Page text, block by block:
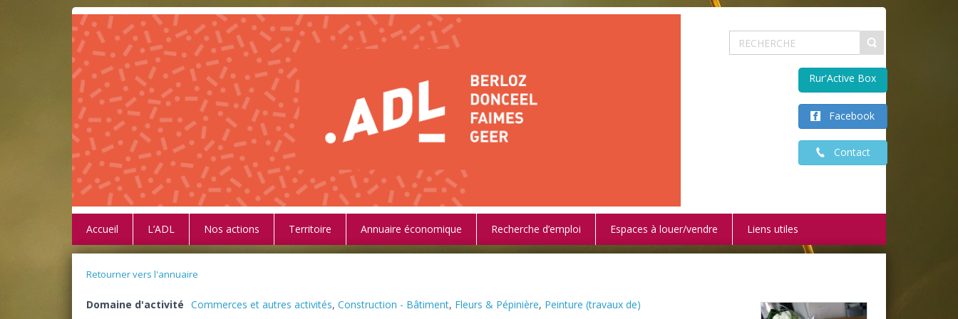
Facebook
Contact
Rur'Active Box
Accueil L’ADL Nos actions Territoire Annuaire économique Recherche d’emploi Espaces à louer/vendre Liens utiles
Retourner vers l'annuaire
Domaine d'activité Commerces et autres activités, Construction - Bâtiment, Fleurs & Pépinière, Peinture (travaux de)